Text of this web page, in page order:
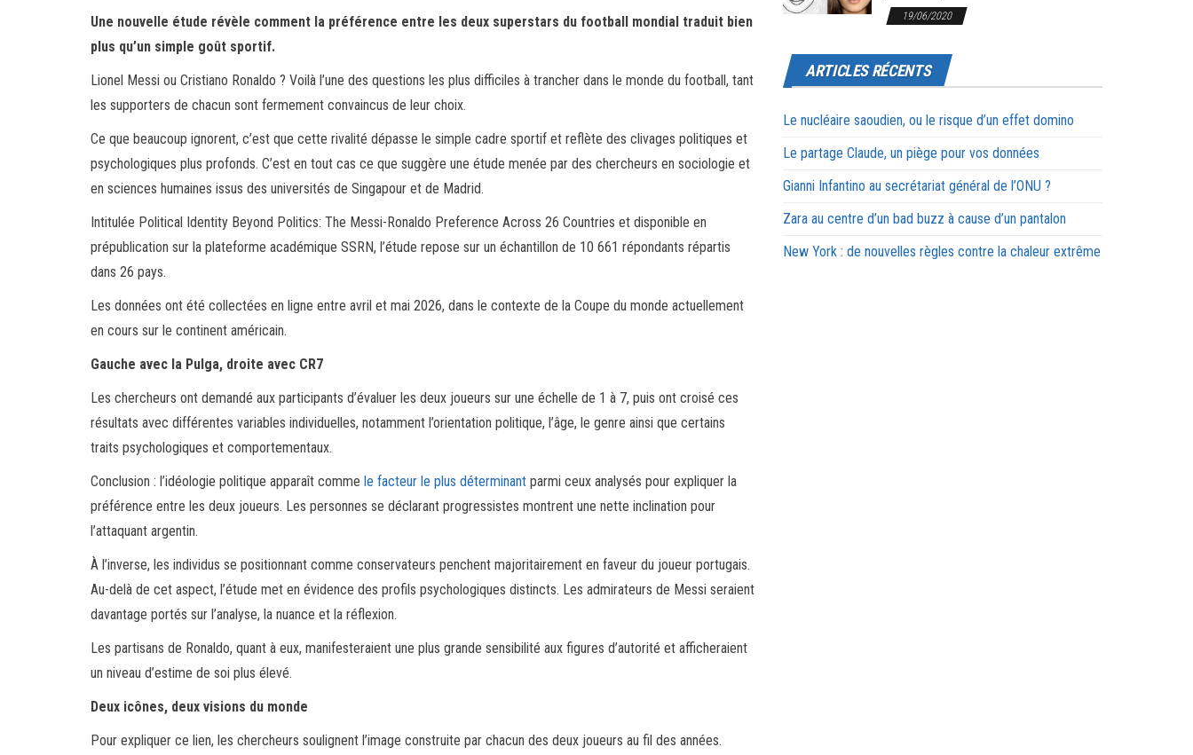
Une nouvelle étude révèle comment la préférence entre les deux superstars du football mondial traduit bien
plus qu’un simple goût sportif.
Lionel Messi ou Cristiano Ronaldo ? Voilà l’une des questions les plus difficiles à trancher dans le monde du football, tant
les supporters de chacun sont fermement convaincus de leur choix.
Ce que beaucoup ignorent, c’est que cette rivalité dépasse le simple cadre sportif et reflète des clivages politiques et
psychologiques plus profonds. C’est en tout cas ce que suggère une étude menée par des chercheurs en sociologie et
en sciences humaines issus des universités de Singapour et de Madrid.
Intitulée Political Identity Beyond Politics: The Messi-Ronaldo Preference Across 26 Countries et disponible en
prépublication sur la plateforme académique SSRN, l’étude repose sur un échantillon de 10 661 répondants répartis
dans 26 pays.
Les données ont été collectées en ligne entre avril et mai 2026, dans le contexte de la Coupe du monde actuellement
en cours sur le continent américain.
Gauche avec la Pulga, droite avec CR7
Les chercheurs ont demandé aux participants d’évaluer les deux joueurs sur une échelle de 1 à 7, puis ont croisé ces
résultats avec différentes variables individuelles, notamment l’orientation politique, l’âge, le genre ainsi que certains
traits psychologiques et comportementaux.
Conclusion : l’idéologie politique apparaît comme le facteur le plus déterminant parmi ceux analysés pour expliquer la
préférence entre les deux joueurs. Les personnes se déclarant progressistes montrent une nette inclination pour
l’attaquant argentin.
À l’inverse, les individus se positionnant comme conservateurs penchent majoritairement en faveur du joueur portugais.
Au-delà de cet aspect, l’étude met en évidence des profils psychologiques distincts. Les admirateurs de Messi seraient
davantage portés sur l’analyse, la nuance et la réflexion.
Les partisans de Ronaldo, quant à eux, manifesteraient une plus grande sensibilité aux figures d’autorité et afficheraient
un niveau d’estime de soi plus élevé.
Deux icônes, deux visions du monde
Pour expliquer ce lien, les chercheurs soulignent l’image construite par chacun des deux joueurs au fil des années.
19/06/2020
ARTICLES RÉCENTS
Le nucléaire saoudien, ou le risque d’un effet domino
Le partage Claude, un piège pour vos données
Gianni Infantino au secrétariat général de l’ONU ?
Zara au centre d’un bad buzz à cause d’un pantalon
New York : de nouvelles règles contre la chaleur extrême